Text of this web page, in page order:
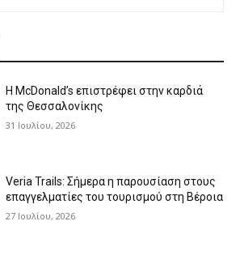
Η McDonald’s επιστρέφει στην καρδιά
της Θεσσαλονίκης
31 Ιουλίου, 2026
Veria Trails: Σήμερα η παρουσίαση στους
επαγγελματίες του τουρισμού στη Βέροια
27 Ιουλίου, 2026